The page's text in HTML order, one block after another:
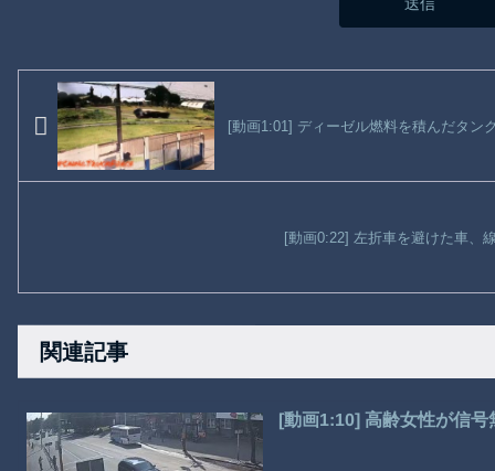
[動画1:01] ディーゼル燃料を積んだタン
[動画0:22] 左折車を避けた車、
関連記事
[動画1:10] 高齢女性が信